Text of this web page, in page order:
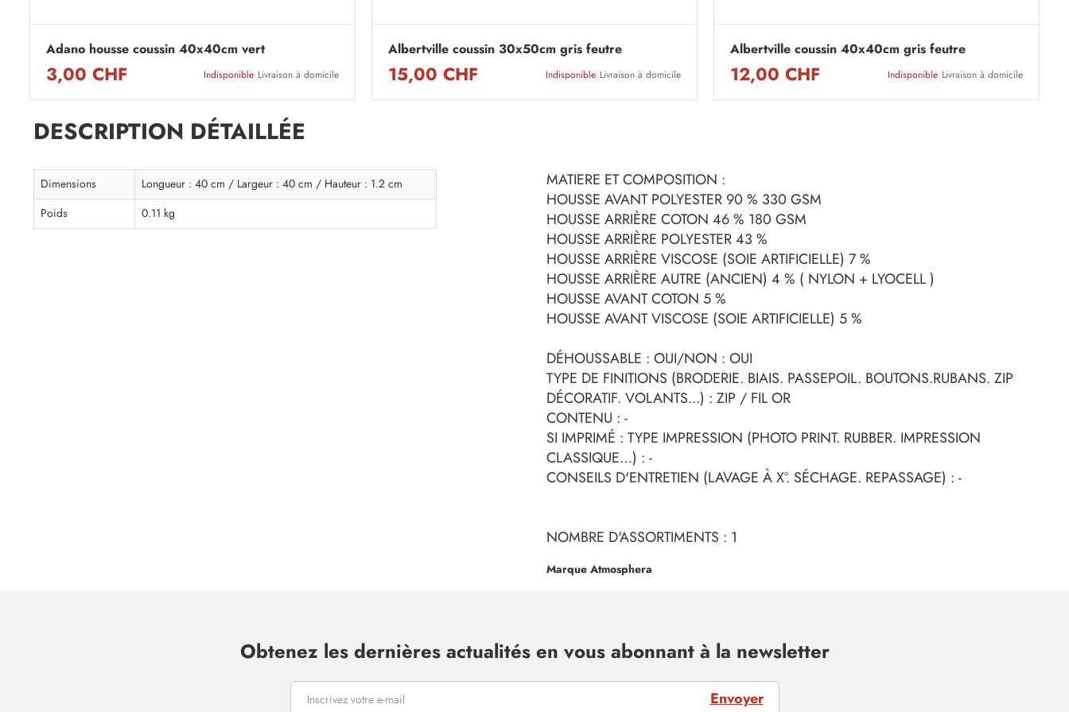
Adano housse coussin 40x40cm vert
3,00 CHF Indisponible Livraison à domicile
Albertville coussin 30x50cm gris feutre
15,00 CHF Indisponible Livraison à domicile
Albertville coussin 40x40cm gris feutre
12,00 CHF Indisponible Livraison à domicile
DESCRIPTION DÉTAILLÉE
Dimensions
Longueur : 40 cm / Largeur : 40 cm / Hauteur : 1.2 cm
Poids
0.11 kg
MATIERE ET COMPOSITION :
HOUSSE AVANT POLYESTER 90 % 330 GSM
HOUSSE ARRIÈRE COTON 46 % 180 GSM
HOUSSE ARRIÈRE POLYESTER 43 %
HOUSSE ARRIÈRE VISCOSE (SOIE ARTIFICIELLE) 7 %
HOUSSE ARRIÈRE AUTRE (ANCIEN) 4 % ( NYLON + LYOCELL )
HOUSSE AVANT COTON 5 %
HOUSSE AVANT VISCOSE (SOIE ARTIFICIELLE) 5 %
DÉHOUSSABLE : OUI/NON : OUI
TYPE DE FINITIONS (BRODERIE. BIAIS. PASSEPOIL. BOUTONS.RUBANS. ZIP
DÉCORATIF. VOLANTS...) : ZIP / FIL OR
CONTENU : -
SI IMPRIMÉ : TYPE IMPRESSION (PHOTO PRINT. RUBBER. IMPRESSION
CLASSIQUE…) : -
CONSEILS D'ENTRETIEN (LAVAGE À X°. SÉCHAGE. REPASSAGE) : -
NOMBRE D'ASSORTIMENTS : 1
Marque Atmosphera
Obtenez les dernières actualités en vous abonnant à la newsletter
Envoyer